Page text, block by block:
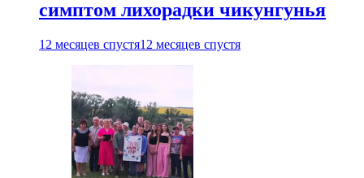
симптом лихорадки чикунгунья
12 месяцев спустя12 месяцев спустя